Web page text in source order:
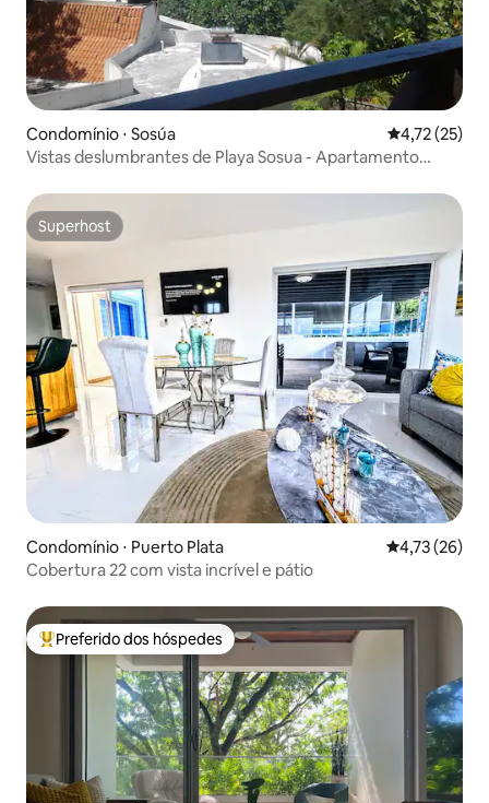
Condomínio ⋅ Sosúa 4,72 de uma
4,72 (25)
Vistas deslumbrantes de Playa Sosua - Apartamento
Superhost
Superhost
Condomínio ⋅ Puerto Plata 4,73 de uma
4,73 (26)
Cobertura 22 com vista incrível e pátio
Entre os melhores preferidos dos hóspedes
Preferido dos hóspedes